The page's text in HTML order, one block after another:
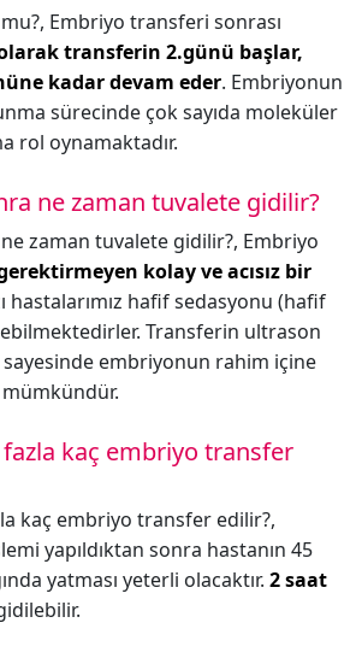
Embriyo transferi sonrası
transferin 2.günü başlar,
kadar devam eder. Embriyonun
sürecinde çok sayıda moleküler
rol oynamaktadır.
ne zaman tuvalete gidilir?
zaman tuvalete gidilir?, Embriyo
kolay ve acısız bir
hastalarımız hafif sedasyonu (hafif
Transferin ultrason
sayesinde embriyonun rahim içine
kaç embriyo transfer
kaç embriyo transfer edilir?,
yapıldıktan sonra hastanın 45
yatması yeterli olacaktır. 2 saat